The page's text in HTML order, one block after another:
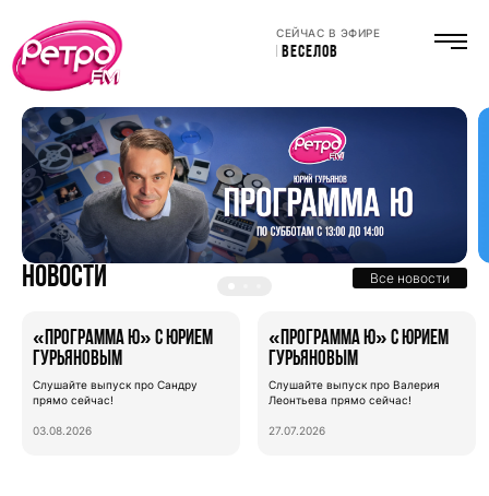
СЕЙЧАС В ЭФИРЕ
АНТОН ВЕСЕЛОВ
Новости Все новости
«Программа Ю» с Юрием
Гурьяновым
Слушайте выпуск про Сандру
прямо сейчас!
03.08.2026
«Программа Ю» с Юрием
Гурьяновым
Слушайте выпуск про Валерия
Леонтьева прямо сейчас!
27.07.2026